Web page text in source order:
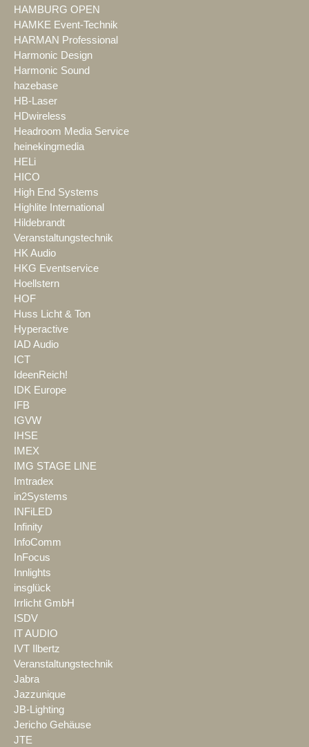
HAMBURG OPEN
HAMKE Event-Technik
HARMAN Professional
Harmonic Design
Harmonic Sound
hazebase
HB-Laser
HDwireless
Headroom Media Service
heinekingmedia
HELi
HICO
High End Systems
Highlite International
Hildebrandt
Veranstaltungstechnik
HK Audio
HKG Eventservice
Hoellstern
HOF
Huss Licht & Ton
Hyperactive
IAD Audio
ICT
IdeenReich!
IDK Europe
IFB
IGVW
IHSE
IMEX
IMG STAGE LINE
Imtradex
in2Systems
INFiLED
Infinity
InfoComm
InFocus
Innlights
insglück
Irrlicht GmbH
ISDV
IT AUDIO
IVT Ilbertz
Veranstaltungstechnik
Jabra
Jazzunique
JB-Lighting
Jericho Gehäuse
JTE